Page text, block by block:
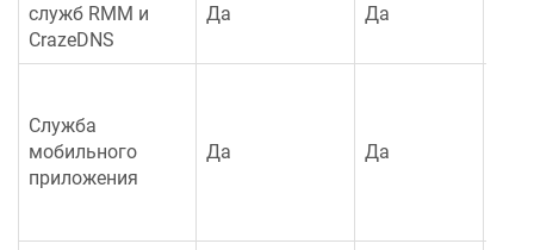
служб RMM и
CrazeDNS
Да Да
Служба
мобильного
приложения
Да Да